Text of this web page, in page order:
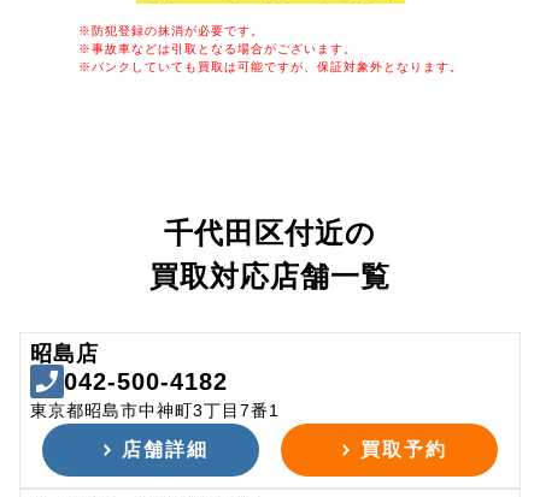
※防犯登録の抹消が必要です。
※事故車などは引取となる場合がございます。
※パンクしていても買取は可能ですが、保証対象外となります。
千代田区付近の
買取対応店舗一覧
昭島店
042-500-4182
東京都昭島市中神町3丁目7番1
店舗詳細 買取予約